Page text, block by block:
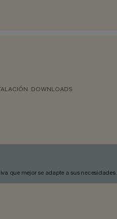
DOWNLOADS
que mejor se adapte a sus necesidades.